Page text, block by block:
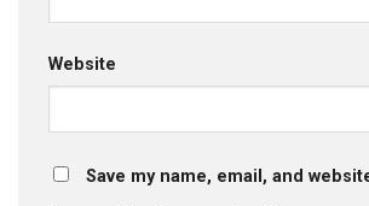
Website
Save my name, email, and